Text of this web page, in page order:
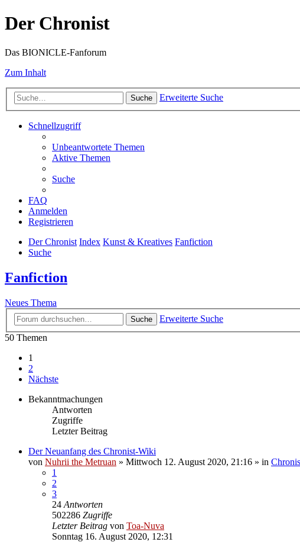
Der Chronist
Das BIONICLE-Fanforum
Zum Inhalt
Suche Erweiterte Suche
Schnellzugriff
Unbeantwortete Themen
Aktive Themen
Suche
FAQ
Anmelden
Registrieren
Der Chronist Index Kunst & Kreatives Fanfiction
Suche
Fanfiction
Neues Thema
Suche
Erweiterte Suche
50 Themen
1
2
Nächste
Bekanntmachungen
Antworten
Zugriffe
Letzter Beitrag
Der Neuanfang des Chronist-Wiki
von Nuhrii the Metruan » Mittwoch 12. August 2020, 21:16 » in
1
2
3
24 Antworten
502286 Zugriffe
Letzter Beitrag von Toa-Nuva
Sonntag 16. August 2020, 12:31